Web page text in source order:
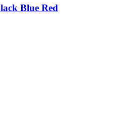
Blue Red